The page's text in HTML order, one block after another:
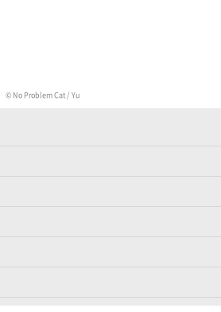
© No Problem Cat / Yu